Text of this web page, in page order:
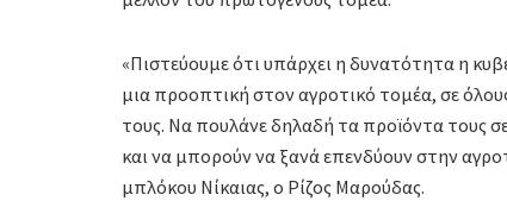
«Πιστεύουμε ότι υπάρχει η δυνατότητα η
μια προοπτική στον αγροτικό τομέα, σε
τους. Να πουλάνε δηλαδή τα προϊόντα τους σε
και να μπορούν να ξανά επενδύουν στην
μπλόκου Νίκαιας, ο Ρίζος Μαρούδας.